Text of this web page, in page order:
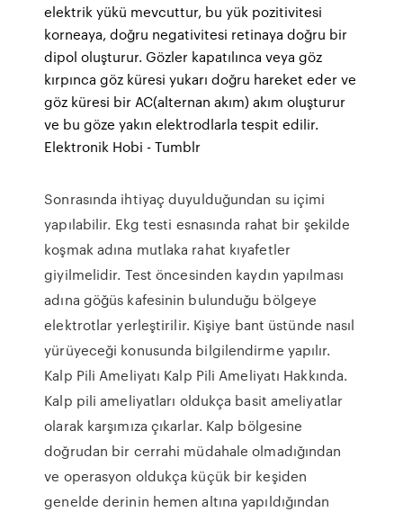
elektrik yükü mevcuttur, bu yük pozitivitesi
korneaya, doğru negativitesi retinaya doğru bir
dipol oluşturur. Gözler kapatılınca veya göz
kırpınca göz küresi yukarı doğru hareket eder ve
göz küresi bir AC(alternan akım) akım oluşturur
ve bu göze yakın elektrodlarla tespit edilir.
Elektronik Hobi - Tumblr
Sonrasında ihtiyaç duyulduğundan su içimi
yapılabilir. Ekg testi esnasında rahat bir şekilde
koşmak adına mutlaka rahat kıyafetler
giyilmelidir. Test öncesinden kaydın yapılması
adına göğüs kafesinin bulunduğu bölgeye
elektrotlar yerleştirilir. Kişiye bant üstünde nasıl
yürüyeceği konusunda bilgilendirme yapılır.
Kalp Pili Ameliyatı Kalp Pili Ameliyatı Hakkında.
Kalp pili ameliyatları oldukça basit ameliyatlar
olarak karşımıza çıkarlar. Kalp bölgesine
doğrudan bir cerrahi müdahale olmadığından
ve operasyon oldukça küçük bir keşiden
genelde derinin hemen altına yapıldığından